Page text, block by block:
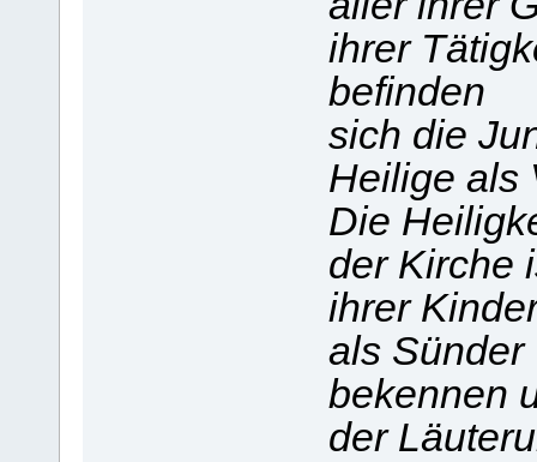
ihrer
befinden
sich die
Heilige als
Die
der Kirche
ihrer
als Sünder
bekennen
der